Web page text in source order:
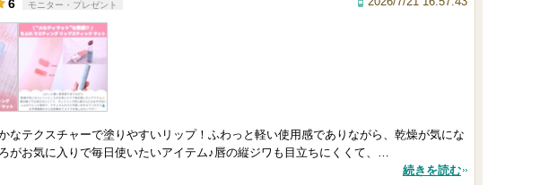
5
人
以
上
の
ン
6 モニター・プレゼント
なテクスチャーで塗りやすいリップ！ふわっと軽い使用感でありながら、乾燥が気にな
がお気に入りで毎日使いたいアイテム♪唇の縦ジワも目立ちにくくて、…
続きを読む